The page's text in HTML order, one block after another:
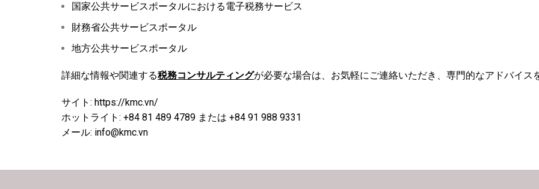
国家公共サービスポータルにおける電子税務サービス
財務省公共サービスポータル
地方公共サービスポータル
詳細な情報や関連する税務コンサルティングが必要な場合は、お気軽にご連絡いただき、専門的なアドバイス
サイト: https://kmc.vn/
ホットライト: +84 81 489 4789 または +84 91 988 9331
メール: info@kmc.vn